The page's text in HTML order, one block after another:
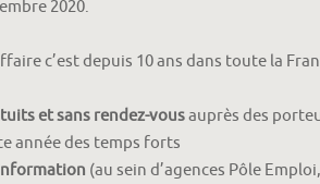
2020.
c’est depuis 10 ans dans toute la
et sans rendez-vousauprès des
année des temps forts
(au sein d’agences Pôle